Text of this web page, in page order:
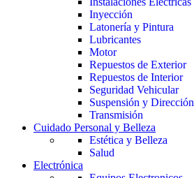
Inyección
Latonería y Pintura
Lubricantes
Motor
Repuestos de Exterior
Repuestos de Interior
Seguridad Vehicular
Suspensión y Dirección
Transmisión
Cuidado Personal y Belleza
Estética y Belleza
Salud
Electrónica